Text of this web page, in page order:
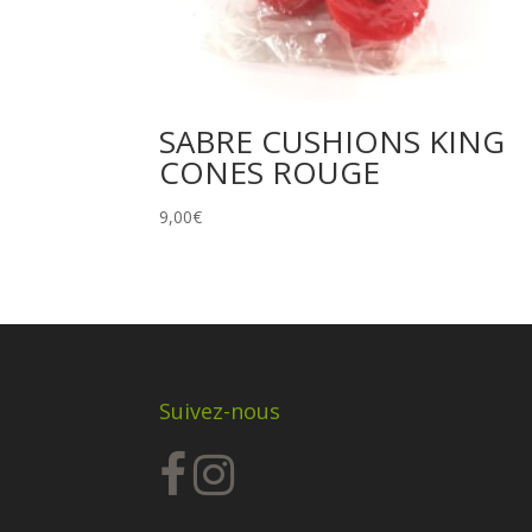
SABRE CUSHIONS KING
CONES ROUGE
9,00€
Suivez-nous